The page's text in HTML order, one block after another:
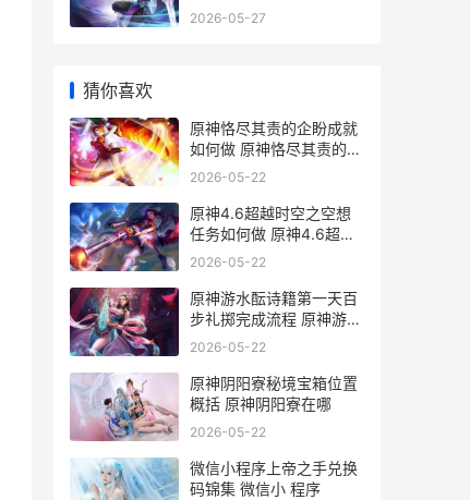
2026-05-27
猜你喜欢
原神恪尽其责的企盼成就
如何做 原神恪尽其责的句
子
2026-05-22
原神4.6超越时空之空想
任务如何做 原神4.6超越
时空之空想
2026-05-22
原神游水酝诗籍第一天百
步礼掷完成流程 原神游水
酝诗籍壁纸
2026-05-22
原神阴阳寮秘境宝箱位置
概括 原神阴阳寮在哪
2026-05-22
微信小程序上帝之手兑换
码锦集 微信小 程序